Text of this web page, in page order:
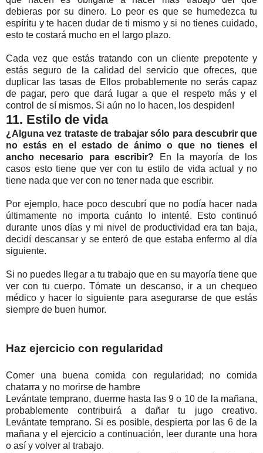
debieras por su dinero. Lo peor es que se humedezca tu
espíritu y te hacen dudar de ti mismo y si no tienes cuidado,
esto te costará mucho en el largo plazo.
Cada vez que estás tratando con un cliente prepotente y
estás seguro de la calidad del servicio que ofreces, que
duplicar las tasas de Ellos probablemente no serás capaz
de pagar, pero que dará lugar a que el respeto más y el
control de sí mismos. Si aún no lo hacen, los despiden!
11. Estilo de vida
¿Alguna vez trataste de trabajar sólo para descubrir que
no estás en el estado de ánimo o que no tienes el
ancho necesario para escribir? En la mayoría de los
casos esto tiene que ver con tu estilo de vida actual y no
tiene nada que ver con no tener nada que escribir.
Por ejemplo, hace poco descubrí que no podía hacer nada
últimamente no importa cuánto lo intenté. Esto continuó
durante unos días y mi nivel de productividad era tan baja,
decidí descansar y se enteró de que estaba enfermo al día
siguiente.
Si no puedes llegar a tu trabajo que en su mayoría tiene que
ver con tu cuerpo. Tómate un descanso, ir a un chequeo
médico y hacer lo siguiente para asegurarse de que estás
siempre de buen humor.
Haz ejercicio con regularidad
Comer una buena comida con regularidad; no comida
chatarra y no morirse de hambre
Levántate temprano, duerme hasta las 9 o 10 de la mañana,
probablemente contribuirá a dañar tu jugo creativo.
Levántate temprano. Si es posible, despierta por las 6 de la
mañana y el ejercicio a continuación, leer durante una hora
o así y volver al trabajo.